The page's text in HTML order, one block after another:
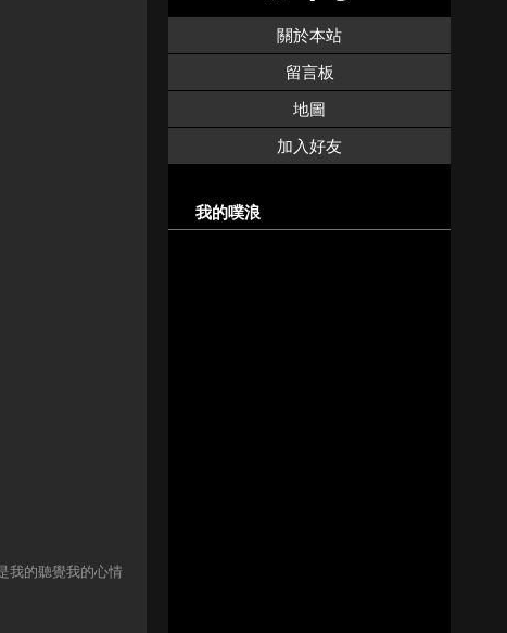
我的聽覺我的心情
關於本站
留言板
地圖
加入好友
我的噗浪